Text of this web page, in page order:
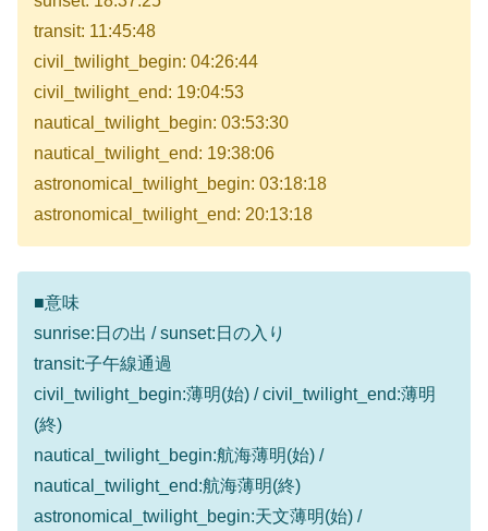
transit: 11:45:48
civil_twilight_begin: 04:26:44
civil_twilight_end: 19:04:53
nautical_twilight_begin: 03:53:30
nautical_twilight_end: 19:38:06
astronomical_twilight_begin: 03:18:18
astronomical_twilight_end: 20:13:18
■意味
sunrise:日の出 / sunset:日の入り
transit:子午線通過
civil_twilight_begin:薄明(始) / civil_twilight_end:薄明
(終)
nautical_twilight_begin:航海薄明(始) /
nautical_twilight_end:航海薄明(終)
astronomical_twilight_begin:天文薄明(始) /